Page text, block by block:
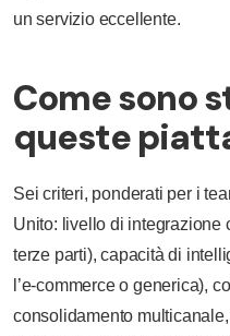
un servizio eccellente.
Come sono
queste
Sei criteri, ponderati per i
Unito: livello di integrazione
terze parti), capacità di
l’e-commerce o generica),
consolidamento